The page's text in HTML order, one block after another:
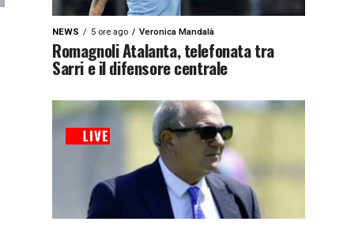
NEWS 5 ore ago Veronica Mandalà
Romagnoli Atalanta, telefonata tra
Sarri e il difensore centrale